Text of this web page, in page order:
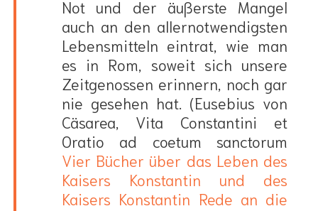
Not und der äußerste Mangel
auch an den allernotwendigsten
Lebensmitteln eintrat, wie man
es in Rom, soweit sich unsere
Zeitgenossen erinnern, noch gar
nie gesehen hat. (Eusebius von
Cäsarea, Vita Constantini et
Oratio ad coetum sanctorum
Vier Bücher über das Leben des
Kaisers Konstantin und des
Kaisers Konstantin Rede an die